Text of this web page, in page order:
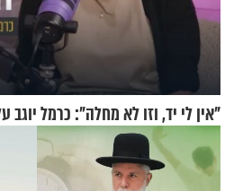
"אין לי יד, וזו לא מחלה": כרמל